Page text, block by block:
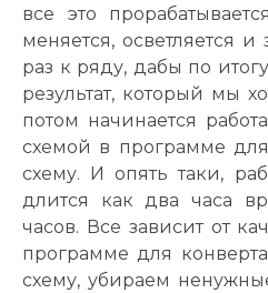
все это
меняется, осветляется
раз к ряду, дабы по
результат, который мы
потом начинается
схемой в программе
схему. И опять таки,
длится как два часа
часов. Все зависит от
программе для
схему, убираем